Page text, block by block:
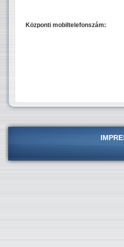
Központi mobiltelefonszám: